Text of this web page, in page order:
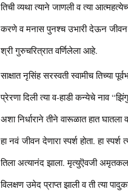
तिची व्यथा त्याने जाणली व त्या
करणे व मनास पुनश्च उभारी देऊन
श्री गुरुचरित्रात वर्णिलेला आहे.
साक्षात नृसिंह सरस्वती स्वामीच तिच्या
प्रेरणा दिली त्या व-हाडी कन्येचे नाव
अशा निर्धाराने तीने वारूळात हात
हा नवं जीवन देणारा स्पर्श होता. हा
तिला अत्यानंद झाला. मृत्युऎवजी
विलक्षण उमेद प्राप्त झाली व ती त्या